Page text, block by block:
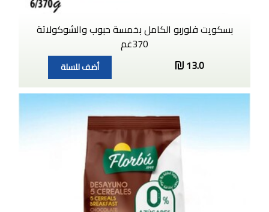
بسكويت فلوربو الكامل بخمسة حبوب والشوكولاتة
370غم
13.0
أضف للسلة